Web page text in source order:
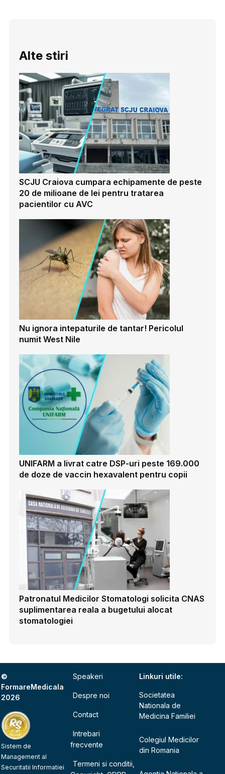
Alte stiri
SCJU Craiova cumpara echipamente de peste
20 de milioane de lei pentru tratarea
pacientilor cu AVC
Nu ignora intepaturile de tantar! Pericolul
numit West Nile
UNIFARM a livrat catre DSP-uri peste 169.000
de doze de vaccin hexavalent pentru copii
Patronatul Medicilor Stomatologi solicita CNAS
suplimentarea reala a bugetului alocat
stomatologiei
©
FormareMedicala
2026
Sistem de
Management al
Securitatii Informatiei
Speakeri
Despre noi
Contact
Intrebari
frecvente
Termeni si conditii,
Linkuri utile:
Societatea
Nationala de
Medicina Familiei
Colegiul Medicilor
din Romania